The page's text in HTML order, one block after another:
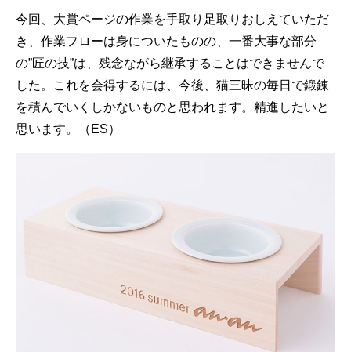
今回、大賞ページの作業を手取り足取りおしえていただ
き、作業フローは身についたものの、一番大事な部分
の”匠の技”は、残念ながら継承することはできませんで
した。これを会得するには、今後、猫三昧の毎日で鍛錬
を積んでいくしかないものと思われます。精進したいと
思います。（ES）